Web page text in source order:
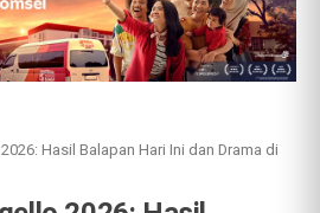
Hasil Balapan Hari Ini dan Drama di